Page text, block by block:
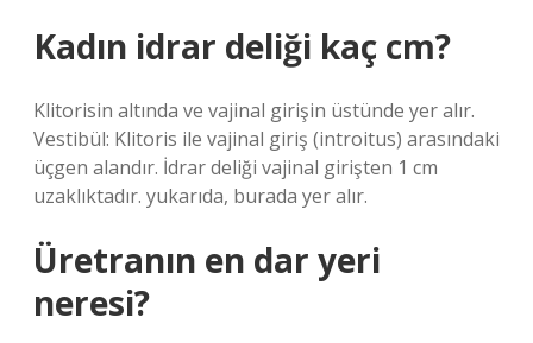
Kadın idrar deliği kaç cm?
Klitorisin altında ve vajinal girişin üstünde yer alır.
Vestibül: Klitoris ile vajinal giriş (introitus) arasındaki
üçgen alandır. İdrar deliği vajinal girişten 1 cm
uzaklıktadır. yukarıda, burada yer alır.
Üretranın en dar yeri
neresi?